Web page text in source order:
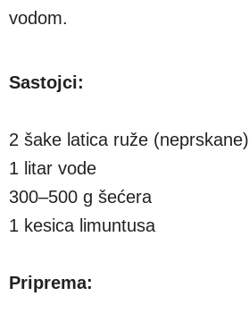
vodom.
Sastojci:
2 šake latica ruže (neprskane)
1 litar vode
300–500 g šećera
1 kesica limuntusa
Priprema: